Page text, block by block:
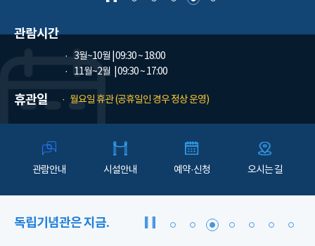
관람시간
3월~10월 | 09:30 ~ 18:00
11월~2월
| 09:30 ~ 17:00
휴관일 월요일 휴관 (공휴일인 경우 정상 운영)
관람안내 시설안내 예약·신청 오시는 길
독립기념관은 지금.